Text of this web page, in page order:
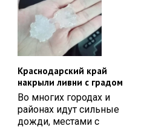
Краснодарский край
накрыли ливни с градом
Во многих городах и
районах идут сильные
дожди, местами с